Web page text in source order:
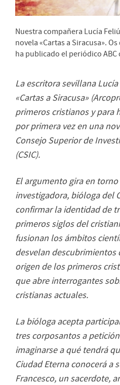
Nuestra compañera Lucía
novela «Cartas a Siracusa».
ha publicado el periódico
La escritora sevillana
«Cartas a Siracusa»
primeros cristianos y para
por primera vez en una
Consejo Superior de
(CSIC).
El argumento gira en
investigadora, bióloga del
confirmar la identidad de
primeros siglos del
fusionan los ámbitos
desvelan descubrimientos
origen de los primeros
que abre interrogantes
cristianas actuales.
La bióloga acepta
tres corposantos a
imaginarse a qué tendrá
Ciudad Eterna conocerá a
Francesco, un sacerdote,